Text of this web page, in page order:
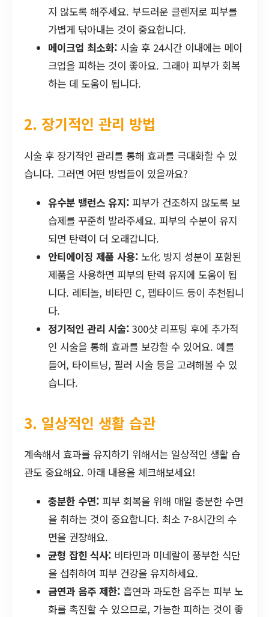
지 않도록 해주세요. 부드러운 클렌저로 피부를
가볍게 닦아내는 것이 중요합니다.
메이크업 최소화: 시술 후 24시간 이내에는 메이
크업을 피하는 것이 좋아요. 그래야 피부가 회복
하는 데 도움이 됩니다.
2. 장기적인 관리 방법
시술 후 장기적인 관리를 통해 효과를 극대화할 수 있
습니다. 그러면 어떤 방법들이 있을까요?
유수분 밸런스 유지: 피부가 건조하지 않도록 보
습제를 꾸준히 발라주세요. 피부의 수분이 유지
되면 탄력이 더 오래갑니다.
안티에이징 제품 사용: 노化 방지 성분이 포함된
제품을 사용하면 피부의 탄력 유지에 도움이 됩
니다. 레티놀, 비타민 C, 펩타이드 등이 추천됩니
다.
정기적인 관리 시술: 300샷 리프팅 후에 추가적
인 시술을 통해 효과를 보강할 수 있어요. 예를
들어, 타이트닝, 필러 시술 등을 고려해볼 수 있
습니다.
3. 일상적인 생활 습관
계속해서 효과를 유지하기 위해서는 일상적인 생활 습
관도 중요해요. 아래 내용을 체크해보세요!
충분한 수면: 피부 회복을 위해 매일 충분한 수면
을 취하는 것이 중요합니다. 최소 7-8시간의 수
면을 권장해요.
균형 잡힌 식사: 비타민과 미네랄이 풍부한 식단
을 섭취하여 피부 건강을 유지하세요.
금연과 음주 제한: 흡연과 과도한 음주는 피부 노
화를 촉진할 수 있으므로, 가능한 피하는 것이 좋